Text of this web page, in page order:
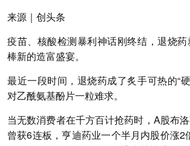
来源 ｜创头条
疫苗、核酸检测暴利神话刚终结，退烧药
棒新的造富盛宴。
最近一段时间，退烧药成了炙手可热的“硬
对乙酰氨基酚片一粒难求。
当无数消费者在千方百计抢药时，A股布
曾获6连板，亨迪药业一个半月内股价涨2